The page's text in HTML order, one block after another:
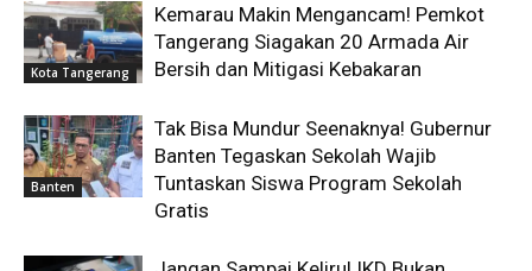
Kota Tangerang
Kemarau Makin Mengancam! Pemkot
Tangerang Siagakan 20 Armada Air
Bersih dan Mitigasi Kebakaran
Banten
Tak Bisa Mundur Seenaknya! Gubernur
Banten Tegaskan Sekolah Wajib
Tuntaskan Siswa Program Sekolah
Gratis